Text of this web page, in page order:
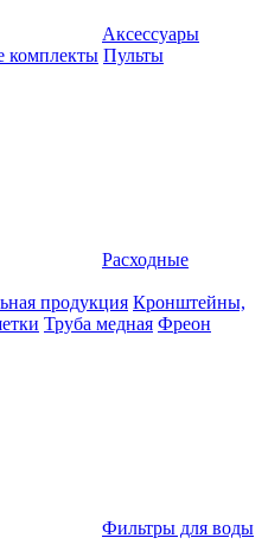
Аксессуары
Пульты
Расходные
продукция Кронштейны,
Труба медная Фреон
Фильтры для воды